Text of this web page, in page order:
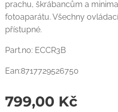
prachu, škrábancům a
fotoaparátu. Všechny
přístupné.
Part.no: ECCR3B
Ean:8717729526750
799,00 Kč